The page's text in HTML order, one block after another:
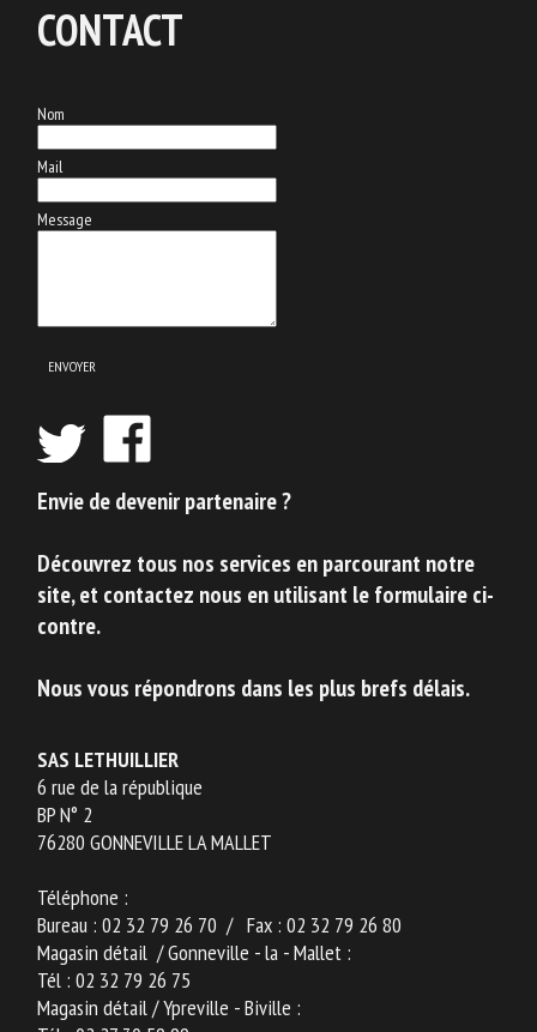
CONTACT
Nom
Mail
Message
Envie de devenir partenaire ?
Découvrez tous nos services en parcourant notre
site, et contactez nous en utilisant le formulaire ci-
contre.
Nous vous répondrons dans les plus brefs délais.
SAS LETHUILLIER
6 rue de la république
BP N° 2
76280 GONNEVILLE LA MALLET
Téléphone :
Bureau :02 32 79 26 70 /Fax :02 32 79 26 80
Magasin détail / Gonneville - la - Mallet :
Tél : 02 32 79 26 75
Magasin détail / Ypreville - Biville :